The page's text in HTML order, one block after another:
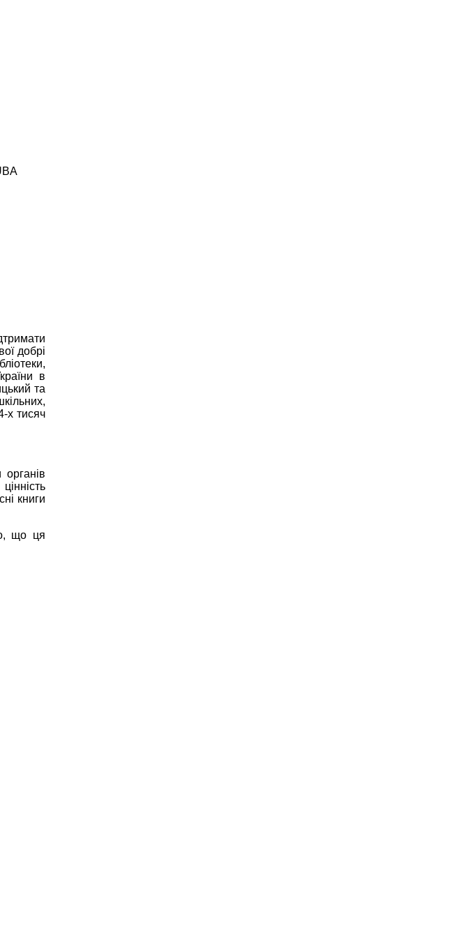
добрі
в
та
х тисяч
книги
що ця